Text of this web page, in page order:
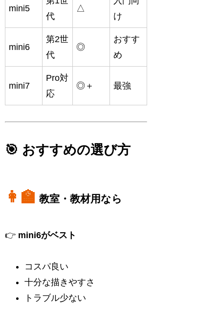
mini5
代
△
け
mini6
第2世
代
◎
おすす
め
mini7
Pro対
応
◎＋ 最強
🎯 おすすめの選び方
👩‍🏫 教室・教材用なら
👉 mini6がベスト
コスパ良い
十分な描きやすさ
トラブル少ない